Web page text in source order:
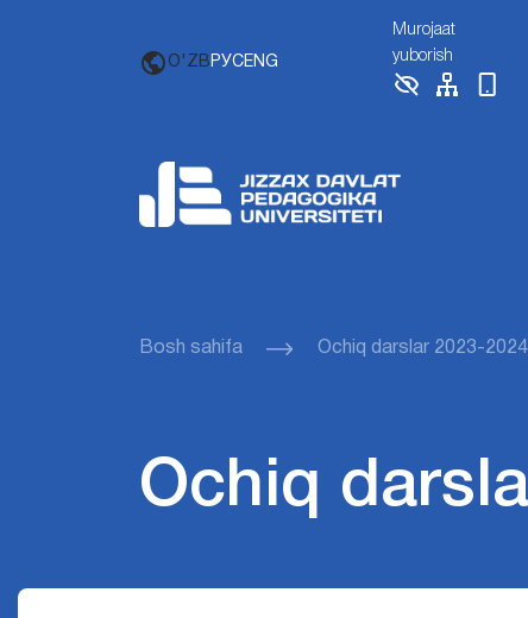
O'ZB РУСENG
Murojaat
yuborish
Bosh sahifa Ochiq darslar 2023-2024
Ochiq